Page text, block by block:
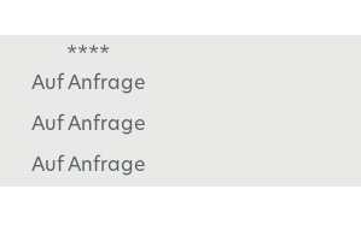
****
Auf Anfrage
Auf Anfrage
Auf Anfrage